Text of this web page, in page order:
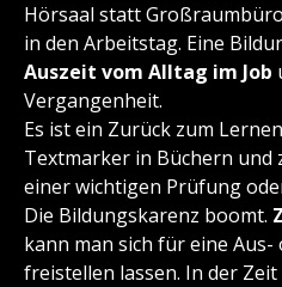
Hörsaal statt
in den Arbeitstag. Eine
Auszeit vom Alltag im Job
Vergangenheit.
Es ist ein Zurück zum
Textmarker in Büchern
einer wichtigen Prüfung
Die Bildungskarenz boomt.
kann man sich für eine
freistellen lassen. In der